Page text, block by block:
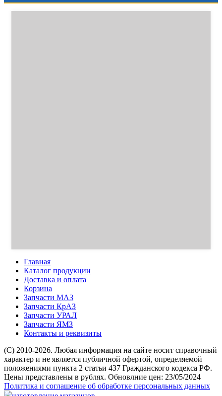
Главная
Каталог продукции
Доставка и оплата
Корзина
Запчасти МАЗ
Запчасти КрАЗ
Запчасти УРАЛ
Запчасти ЯМЗ
Контакты и реквизиты
(C) 2010-2026. Любая информация на сайте носит справочный
характер и не является публичной офертой, определяемой
положениями пункта 2 статьи 437 Гражданского кодекса РФ.
Цены представлены в рублях. Обновлние цен: 23/05/2024
Политика и соглашение об обработке персональных данных